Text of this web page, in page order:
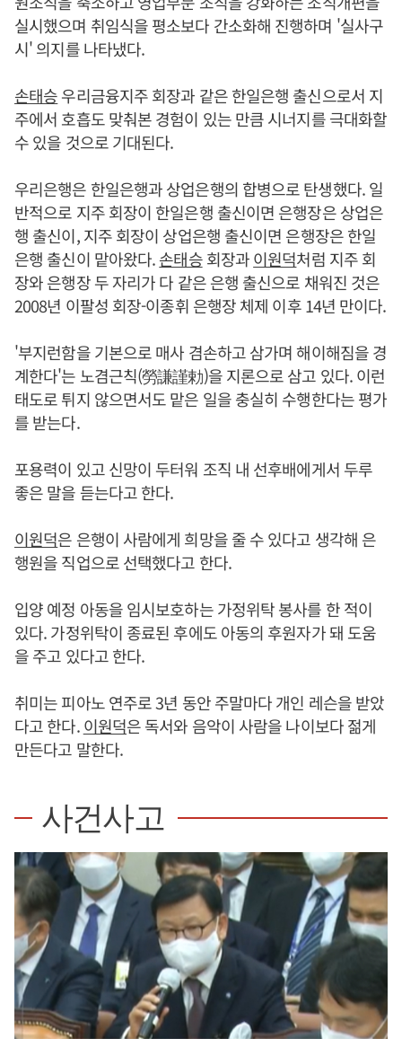
실시했으며 취임식을 평소보다 간소화해 진행하며 '실사구
시' 의지를 나타냈다.
손태승우리금융지주 회장과 같은 한일은행 출신으로서 지
주에서 호흡도 맞춰본 경험이 있는 만큼 시너지를 극대화할
수 있을 것으로 기대된다.
우리은행은 한일은행과 상업은행의 합병으로 탄생했다. 일
반적으로 지주 회장이 한일은행 출신이면 은행장은 상업은
행 출신이, 지주 회장이 상업은행 출신이면 은행장은 한일
은행 출신이 맡아왔다.손태승회장과이원덕처럼 지주 회
장와 은행장 두 자리가 다 같은 은행 출신으로 채워진 것은
2008년 이팔성 회장-이종휘 은행장 체제 이후 14년 만이다.
'부지런함을 기본으로 매사 겸손하고 삼가며 해이해짐을 경
계한다'는 노겸근칙(勞謙謹勅)을 지론으로 삼고 있다. 이런
태도로 튀지 않으면서도 맡은 일을 충실히 수행한다는 평가
를 받는다.
포용력이 있고 신망이 두터워 조직 내 선후배에게서 두루
좋은 말을 듣는다고 한다.
이원덕은 은행이 사람에게 희망을 줄 수 있다고 생각해 은
행원을 직업으로 선택했다고 한다.
입양 예정 아동을 임시보호하는 가정위탁 봉사를 한 적이
있다. 가정위탁이 종료된 후에도 아동의 후원자가 돼 도움
을 주고 있다고 한다.
취미는 피아노 연주로 3년 동안 주말마다 개인 레슨을 받았
다고 한다.이원덕은 독서와 음악이 사람을 나이보다 젊게
만든다고 말한다.
사건사고